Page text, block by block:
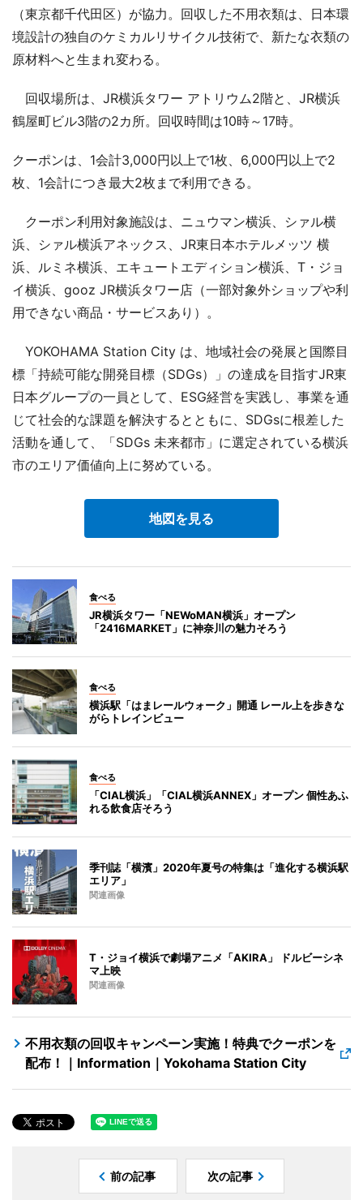
（東京都千代田区）が協力。回収した不用衣類は、日本環
境設計の独自のケミカルリサイクル技術で、新たな衣類の
原材料へと生まれ変わる。
回収場所は、JR横浜タワー アトリウム2階と、JR横浜
鶴屋町ビル3階の2カ所。回収時間は10時～17時。
クーポンは、1会計3,000円以上で1枚、6,000円以上で2
枚、1会計につき最大2枚まで利用できる。
クーポン利用対象施設は、ニュウマン横浜、シァル横
浜、シァル横浜アネックス、JR東日本ホテルメッツ 横
浜、ルミネ横浜、エキュートエディション横浜、T・ジョ
イ横浜、gooz JR横浜タワー店（一部対象外ショップや利
用できない商品・サービスあり）。
YOKOHAMA Station City は、地域社会の発展と国際目
標「持続可能な開発目標（SDGs）」の達成を目指すJR東
日本グループの一員として、ESG経営を実践し、事業を通
じて社会的な課題を解決するとともに、SDGsに根差した
活動を通して、「SDGs 未来都市」に選定されている横浜
市のエリア価値向上に努めている。
地図を見る
食べる
JR横浜タワー「NEWoMAN横浜」オープン
「2416MARKET」に神奈川の魅力そろう
食べる
横浜駅「はまレールウォーク」開通 レール上を歩きな
がらトレインビュー
食べる
「CIAL横浜」「CIAL横浜ANNEX」オープン 個性あふ
れる飲食店そろう
季刊誌「横濱」2020年夏号の特集は「進化する横浜駅
エリア」
関連画像
T・ジョイ横浜で劇場アニメ「AKIRA」 ドルビーシネ
マ上映
関連画像
不用衣類の回収キャンペーン実施！特典でクーポンを
配布！｜Information｜Yokohama Station City
前の記事 次の記事